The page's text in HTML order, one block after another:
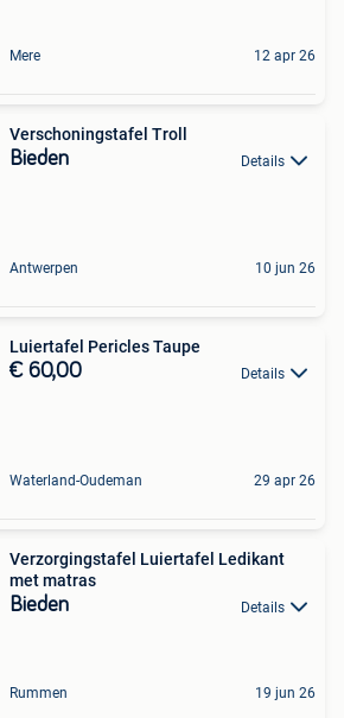
Mere 12 apr 26
Verschoningstafel Troll
Bieden Details
Antwerpen 10 jun 26
Luiertafel Pericles Taupe
€ 60,00 Details
Waterland-Oudeman 29 apr 26
Verzorgingstafel Luiertafel Ledikant
met matras
Bieden Details
Rummen 19 jun 26